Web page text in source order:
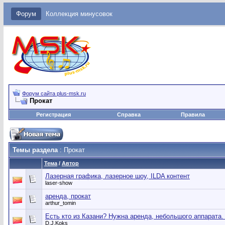
Форум Коллекция минусовок
Форум сайта plus-msk.ru
Прокат
Регистрация Справка Правила
Темы раздела: Прокат
Тема / Автор
Лазерная графика, лазерное шоу, ILDA контент
laser-show
аренда, прокат
arthur_tomin
Есть кто из Казани? Нужна аренда, небольшого
D.J.Koks